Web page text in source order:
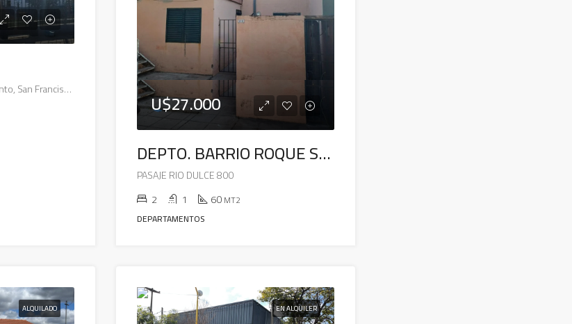
876, José María Drago, Sarmiento, San Francisco, Municipio de San Francisco, Pedanía Juárez Celman, Departamento San Justo, Córdoba, 2400, Argentina
U$27.000
DEPTO. BARRIO ROQUE SAENZ PEÑA
PASAJE RIO DULCE 800
2
1 60MT2
DEPARTAMENTOS
ALQUILADO EN ALQUILER